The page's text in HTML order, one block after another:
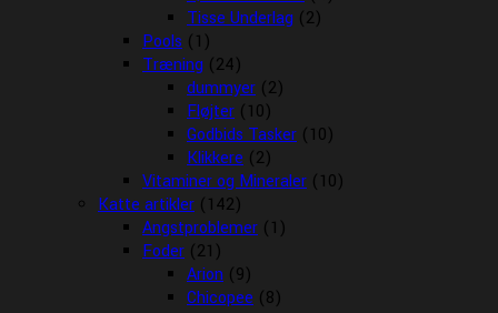
Tisse Underlag (2)
Pools (1)
Træning (24)
dummyer (2)
Fløjter (10)
Godbids Tasker (10)
Klikkere (2)
Vitaminer og Mineraler (10)
Katte artikler (142)
Angstproblemer (1)
Foder (21)
Arion (9)
Chicopee (8)